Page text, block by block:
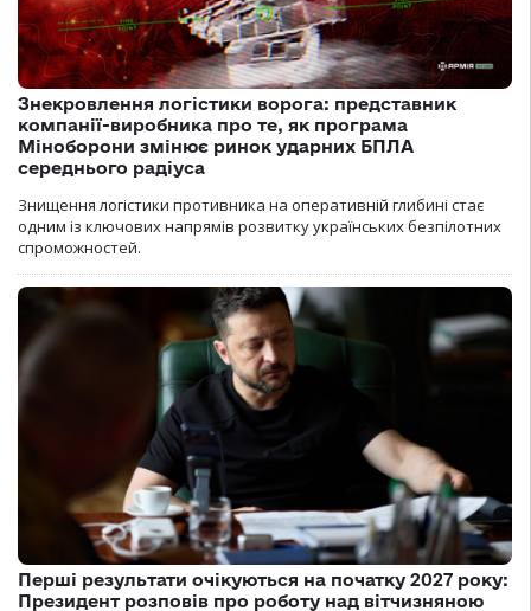
Знекровлення логістики ворога: представник
компанії-виробника про те, як програма
Міноборони змінює ринок ударних БПЛА
середнього радіуса
Знищення логістики противника на оперативній глибині стає
одним із ключових напрямів розвитку українських безпілотних
спроможностей.
Перші результати очікуються на початку 2027 року:
Президент розповів про роботу над вітчизняною